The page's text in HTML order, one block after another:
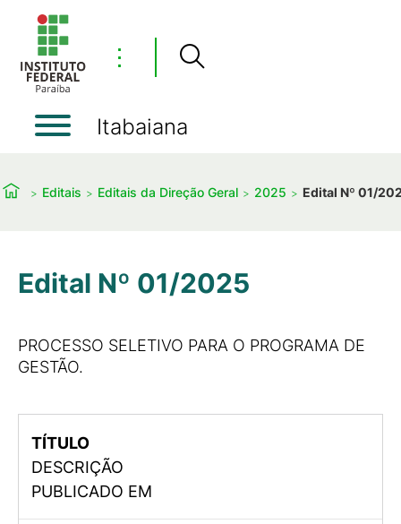
⋮
Itabaiana
Editais Editais da Direção Geral 2025 Edital Nº 01/
Edital Nº 01/2025
PROCESSO SELETIVO PARA O PROGRAMA DE
GESTÃO.
TÍTULO
DESCRIÇÃO
PUBLICADO EM